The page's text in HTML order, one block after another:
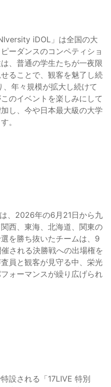
iDOL」は全国の大
ーダンスのコンペティショ
、普通の学生たちが一夜限
ることで、観客を魅了し続
年々規模が拡大し続けて
のイベントを楽しみにして
し、今や日本最大級の大学
。
、2026年の6月21日から九
西、東海、北海道、関東の
を勝ち抜いたチームは、9
される決勝戦への出場権を
員と観客が見守る中、栄光
ォーマンスが繰り広げられ
設される「17LIVE 特別